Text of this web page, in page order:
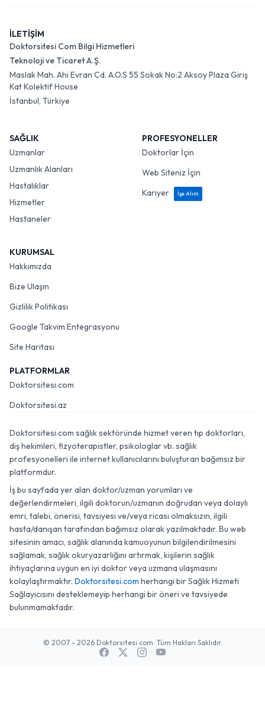
İLETİŞİM
Doktorsitesi Com Bilgi Hizmetleri
Teknoloji ve Ticaret A.Ş.
Maslak Mah. Ahi Evran Cd. A.O.S 55 Sokak No:2 Aksoy Plaza Giriş
Kat Kolektif House
İstanbul, Türkiye
SAĞLIK
Uzmanlar
Uzmanlık Alanları
Hastalıklar
Hizmetler
Hastaneler
PROFESYONELLER
Doktorlar İçin
Web Siteniz İçin
Kariyer
İşe Alım
KURUMSAL
Hakkımızda
Bize Ulaşın
Gizlilik Politikası
Google Takvim Entegrasyonu
Site Haritası
PLATFORMLAR
Doktorsitesi.com
Doktorsitesi.az
Doktorsitesi.com sağlık sektöründe hizmet veren tıp doktorları,
diş hekimleri, fizyoterapistler, psikologlar vb. sağlık
profesyonelleri ile internet kullanıcılarını buluşturan bağımsız bir
platformdur.
İş bu sayfada yer alan doktor/uzman yorumları ve
değerlendirmeleri, ilgili doktorun/uzmanın doğrudan veya dolaylı
emri, talebi, önerisi, tavsiyesi ve/veya ricası olmaksızın, ilgili
hasta/danışan tarafından bağımsız olarak yazılmaktadır. Bu web
sitesinin amacı, sağlık alanında kamuoyunun bilgilendirilmesini
sağlamak, sağlık okuryazarlığını artırmak, kişilerin sağlık
ihtiyaçlarına uygun en iyi doktor veya uzmana ulaşmasını
kolaylaştırmaktır. Doktorsitesi.com herhangi bir Sağlık Hizmeti
Sağlayıcısını desteklemeyip herhangi bir öneri ve tavsiyede
bulunmamaktadır.
© 2007 - 2026 Doktorsitesi.com. Tüm Hakları Saklıdır.